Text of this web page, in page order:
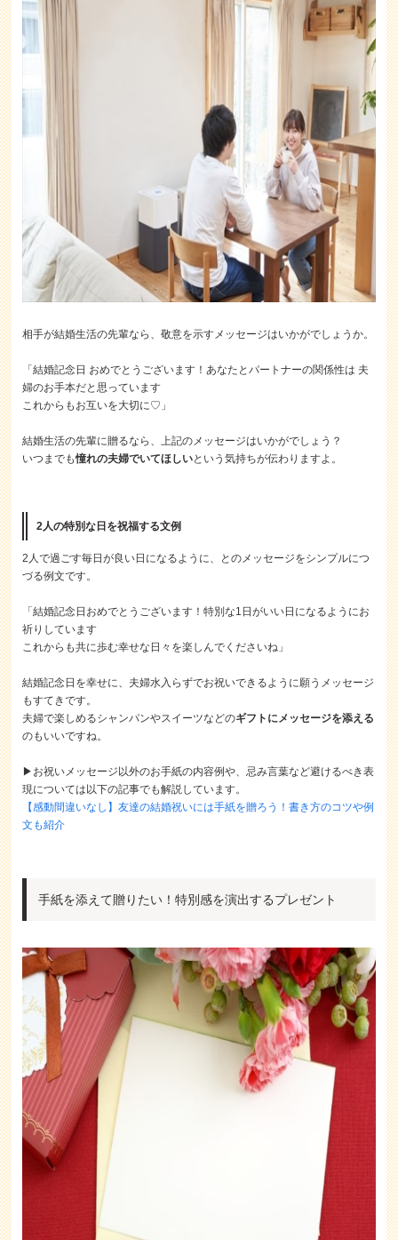
相手が結婚生活の先輩なら、敬意を示すメッセージはいかがでしょうか。
「結婚記念日 おめでとうございます！あなたとパートナーの関係性は 夫
婦のお手本だと思っています
これからもお互いを大切に♡」
結婚生活の先輩に贈るなら、上記のメッセージはいかがでしょう？
いつまでも憧れの夫婦でいてほしいという気持ちが伝わりますよ。
2人の特別な日を祝福する文例
2人で過ごす毎日が良い日になるように、とのメッセージをシンプルにつ
づる例文です。
「結婚記念日おめでとうございます！特別な1日がいい日になるようにお
祈りしています
これからも共に歩む幸せな日々を楽しんでくださいね」
結婚記念日を幸せに、夫婦水入らずでお祝いできるように願うメッセージ
もすてきです。
夫婦で楽しめるシャンパンやスイーツなどのギフトにメッセージを添える
のもいいですね。
▶お祝いメッセージ以外のお手紙の内容例や、忌み言葉など避けるべき表
現については以下の記事でも解説しています。
【感動間違いなし】友達の結婚祝いには手紙を贈ろう！書き方のコツや例
文も紹介
手紙を添えて贈りたい！特別感を演出するプレゼント